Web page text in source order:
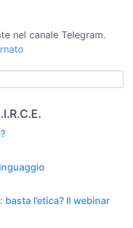
nel canale Telegram.
l’etica? Il webinar